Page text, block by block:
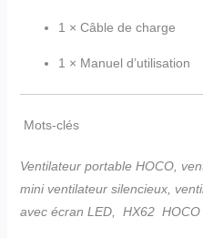
1 × Câble de charge
1 × Manuel d’utilisation
Mots-clés
Ventilateur portable HOCO,
mini ventilateur silencieux,
avec écran LED, HX62